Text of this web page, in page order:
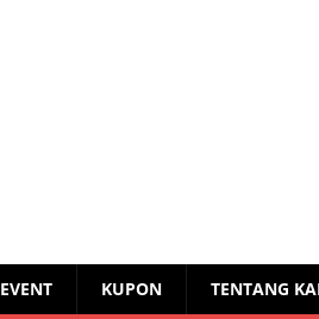
EVENT KUPON TENTANG